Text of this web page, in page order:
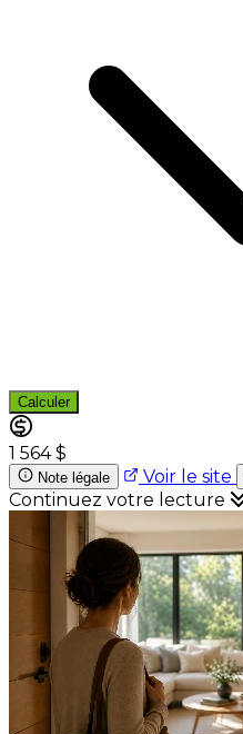
Calculer
1 564 $
Note légale Voir le site
Continuez votre lecture